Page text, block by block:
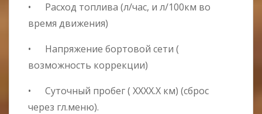
• Расход топлива (л/час, и л/100км во
время движения)
• Напряжение бортовой сети (
возможность коррекции)
• Суточный пробег ( ХХХХ.Х км) (сброс
через гл.меню).